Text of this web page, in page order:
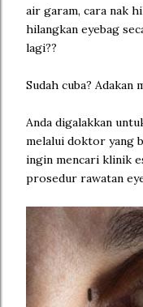
air garam, cara nak
hilangkan eyebag
lagi??
Sudah cuba? Adakan
Anda digalakkan
melalui doktor yang
ingin mencari klinik
prosedur rawatan